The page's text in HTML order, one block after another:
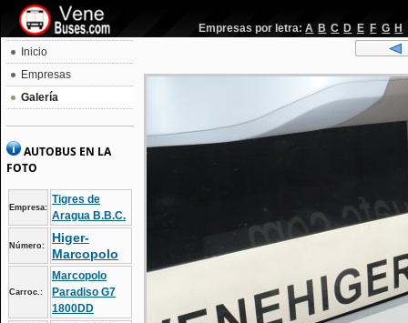
Empresas por letra: A B C D E F G H
Inicio
Empresas
Galería
AUTOBUS EN LA
FOTO
Empresa:
Tigres de
Aragua B.B.C.
Número:
Higer-
Marcopolo
Carroc.:
Marcopolo
Paradiso G7
1800DD